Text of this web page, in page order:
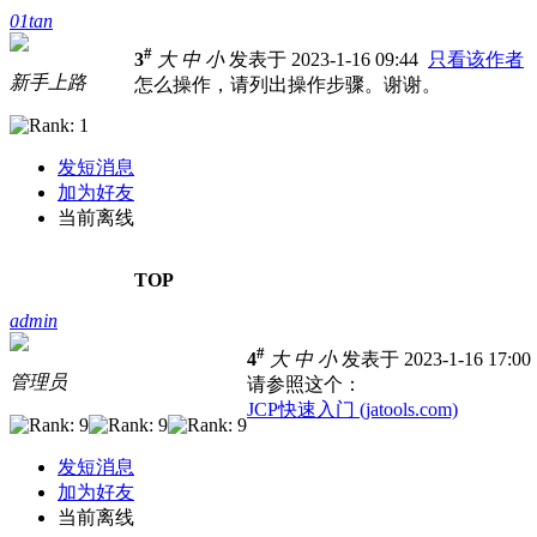
01tan
新手上路
发短消息
加为好友
当前离线
3# 大 中 小发表于 2023-1-16 09:44 只看该作者
怎么操作，请列出操作步骤。谢谢。
TOP
admin
管理员
发短消息
加为好友
当前离线
4# 大 中 小发表于 2023-1-16 17:00
请参照这个：
JCP快速入门 (jatools.com)